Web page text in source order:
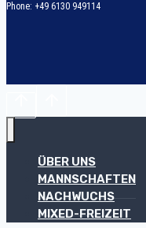
Phone: +49 6130 949114
ÜBER UNS
MANNSCHAFTEN
NACHWUCHS
MIXED-FREIZEIT